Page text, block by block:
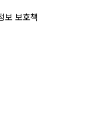
보 보호책